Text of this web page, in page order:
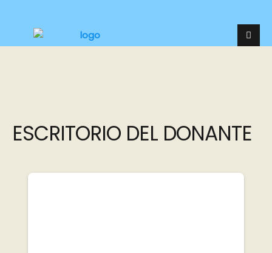
ESCRITORIO DEL DONANTE